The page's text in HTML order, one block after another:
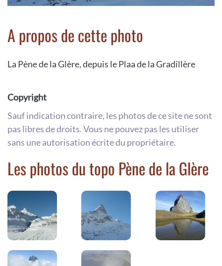
A propos de cette photo
La Pène de la Glère, depuis le Plaa de la Gradillère
Copyright
Sauf indication contraire, les photos de ce site ne sont
pas libres de droits. Vous ne pouvez pas les utiliser
sans une autorisation écrite du propriétaire.
Les photos du topo Pène de la Glère